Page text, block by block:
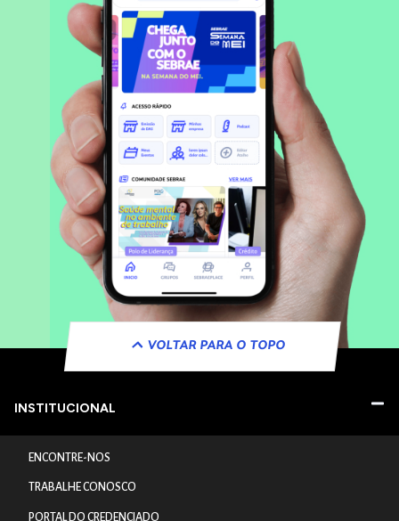
VOLTAR PARA O TOPO
INSTITUCIONAL
ENCONTRE-NOS
TRABALHE CONOSCO
PORTAL DO CREDENCIADO